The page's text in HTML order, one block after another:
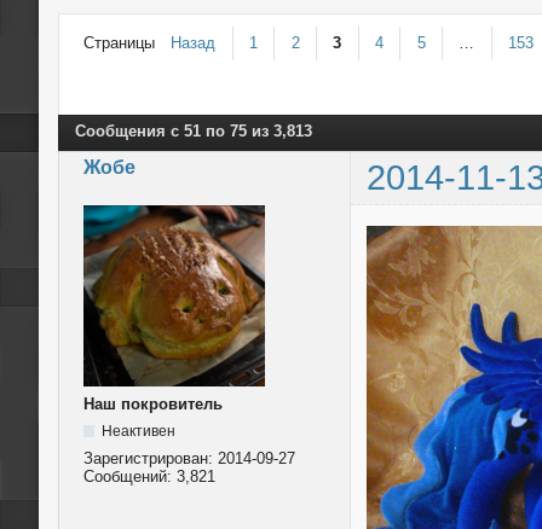
Страницы Назад 1 2 3 4 5 153
Сообщения с 51 по 75 из 3,813
Жобе 2014-11-
Наш покровитель
Неактивен
Зарегистрирован: 2014-09-27
Сообщений: 3,821